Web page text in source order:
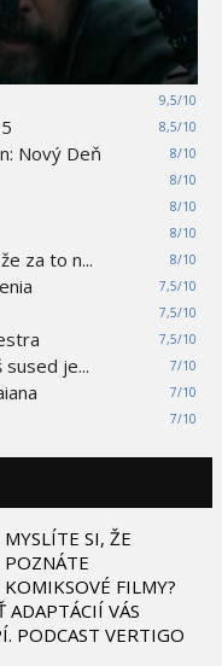
9,5/10
8,5/10
8/10
Nový Deň
8/10
8/10
8/10
8/10
za to n...
7,5/10
7,5/10
7,5/10
7/10
sused je...
7/10
7/10
MYSLÍTE SI, ŽE
POZNÁTE
KOMIKSOVÉ FILMY?
ADAPTÁCIÍ VÁS
PODCAST VERTIGO